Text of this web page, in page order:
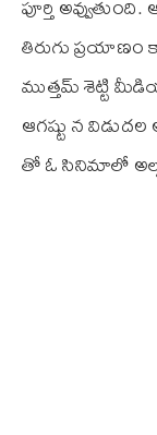
తిరుగు ప్రయాణం
ముత్తమ్ శెట్టి
ఆగష్టు న
తో ఓ సినిమాలో